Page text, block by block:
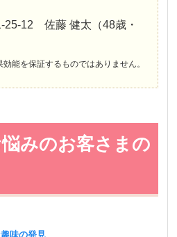
25-12 佐藤 健太（48歳・
能を保証するものではありません。
みのお客さまの
味の発見